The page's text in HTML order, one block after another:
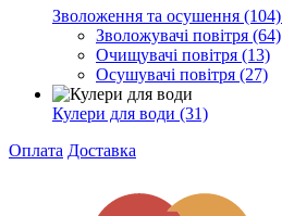
Зволоження та осушення (104)
Зволожувачі повітря (64)
Очищувачі повітря (13)
Осушувачі повітря (27)
Кулери для води (31)
Оплата Доставка